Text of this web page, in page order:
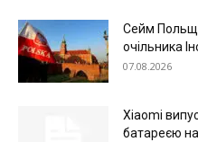
Сейм
очільника
07.08.2026
Xiaomi
батареєю